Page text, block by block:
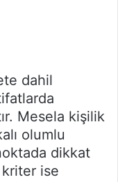
dahil
Mesela kişilik
olumlu
dikkat
ise